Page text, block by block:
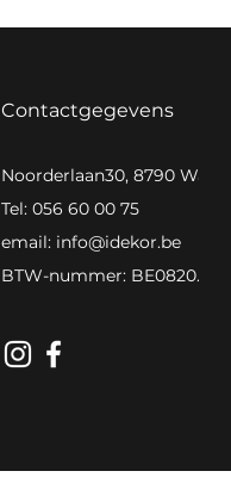
Contactgegevens
Noorderlaan30, 8790
Tel: 056 60 00 75
email: info@idekor.be
BTW-nummer: